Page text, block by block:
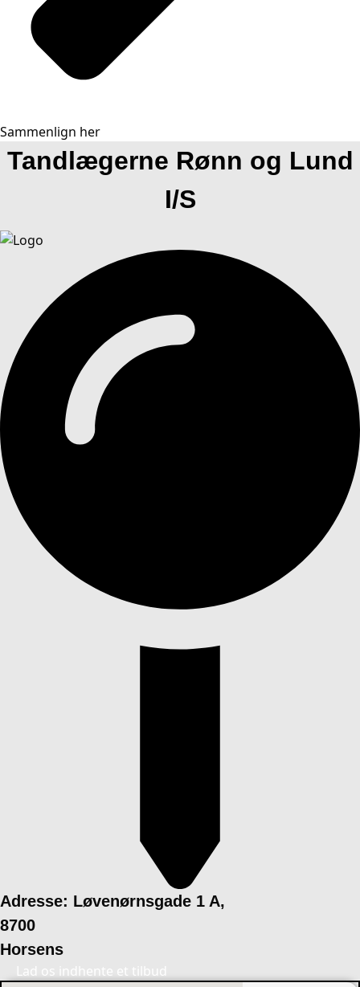
Sammenlign her
Tandlægerne Rønn og Lund
I/S
Adresse: Løvenørnsgade 1 A,
8700
Horsens
Lad os indhente et tilbud